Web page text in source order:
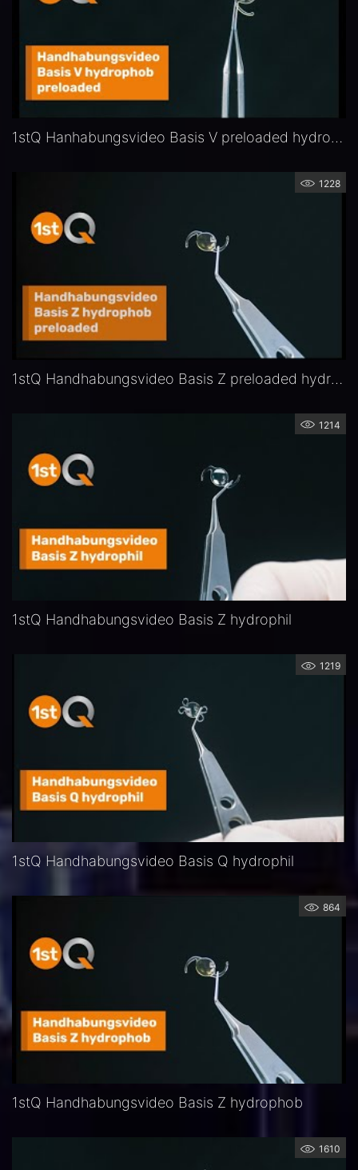
1stQ Hanhabungsvideo Basis V preloaded hydrophob
1228
1stQ Handhabungsvideo Basis Z preloaded hydrophob
1214
1stQ Handhabungsvideo Basis Z hydrophil
1219
1stQ Handhabungsvideo Basis Q hydrophil
864
1stQ Handhabungsvideo Basis Z hydrophob
1610